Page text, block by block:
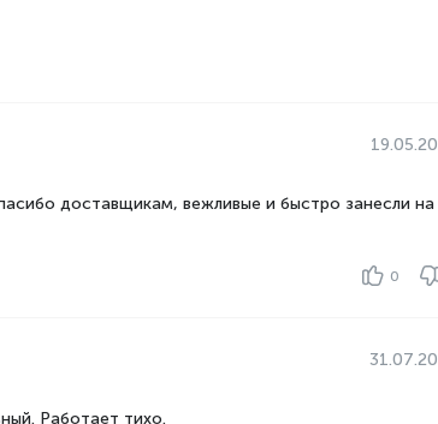
доставщикам, вежливые и быстро занесли
0
Работает тихо.